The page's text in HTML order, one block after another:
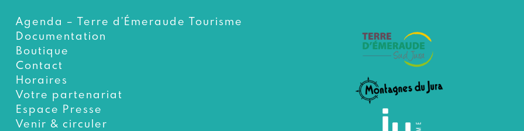
Agenda – Terre d’Émeraude Tourisme
Documentation
Boutique
Contact
Horaires
Votre partenariat
Espace Presse
Venir & circuler